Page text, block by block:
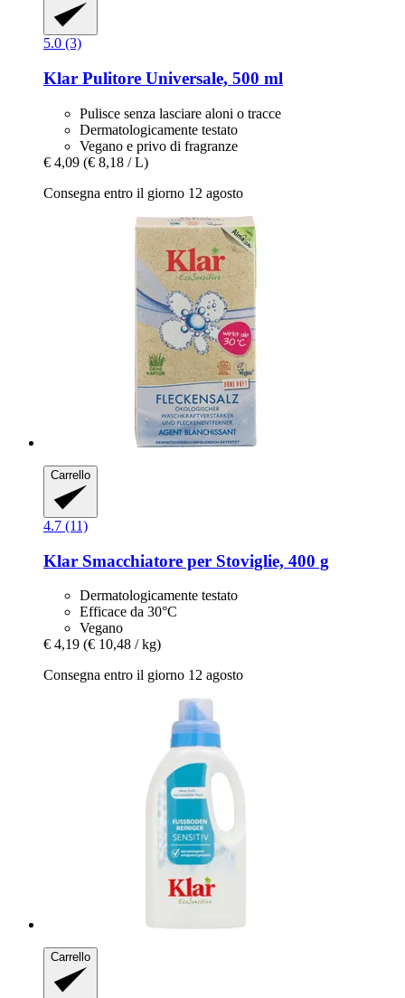
5.0 (3)
Klar Pulitore Universale, 500 ml
Pulisce senza lasciare aloni o tracce
Dermatologicamente testato
Vegano e privo di fragranze
€ 4,09 (€ 8,18 / L)
Consegna entro il giorno 12 agosto
Carrello
4.7 (11)
Klar Smacchiatore per Stoviglie, 400 g
Dermatologicamente testato
Efficace da 30°C
Vegano
€ 4,19 (€ 10,48 / kg)
Consegna entro il giorno 12 agosto
Carrello